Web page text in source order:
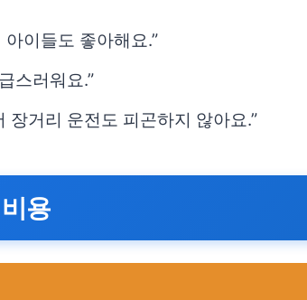
이들도 좋아해요.”
스러워요.”
장거리 운전도 피곤하지 않아요.”
용